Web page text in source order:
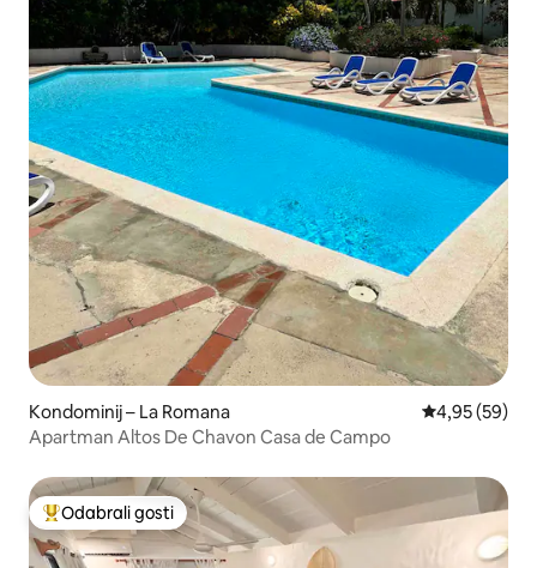
Kondominij – La Romana Prosječna
4,95 (59)
Apartman Altos De Chavon Casa de Campo
Među najviše rangiranima s oznakom „Odabrali gosti”
Odabrali gosti